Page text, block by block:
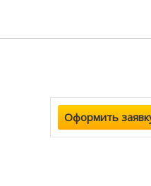
Оформить